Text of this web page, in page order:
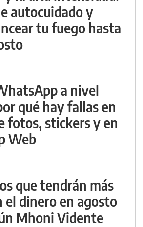
autocuidado y
tu fuego hasta
a nivel
qué hay fallas en
fotos, stickers y en
Web
que tendrán más
el dinero en agosto
Mhoni Vidente